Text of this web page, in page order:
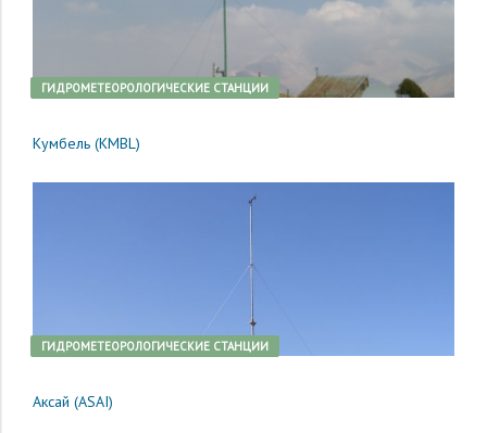
ГИДРОМЕТЕОРОЛОГИЧЕСКИЕ СТАНЦИИ
Кумбель (KMBL)
ГИДРОМЕТЕОРОЛОГИЧЕСКИЕ СТАНЦИИ
Аксай (ASAI)